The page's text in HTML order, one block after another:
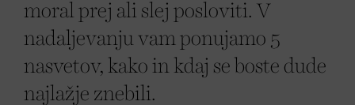
moral prej ali slej posloviti. V
nadaljevanju vam ponujamo 5
nasvetov, kako in kdaj se boste dude
najlažje znebili.